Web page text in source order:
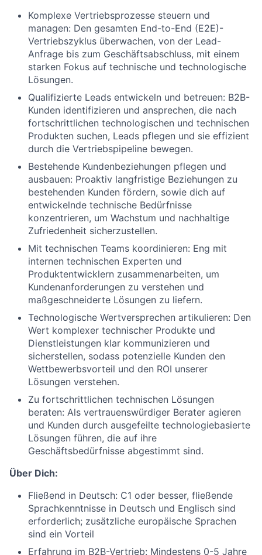
Komplexe Vertriebsprozesse steuern und
managen: Den gesamten End-to-End (E2E)-
Vertriebszyklus überwachen, von der Lead-
Anfrage bis zum Geschäftsabschluss, mit einem
starken Fokus auf technische und technologische
Lösungen.
Qualifizierte Leads entwickeln und betreuen: B2B-
Kunden identifizieren und ansprechen, die nach
fortschrittlichen technologischen und technischen
Produkten suchen, Leads pflegen und sie effizient
durch die Vertriebspipeline bewegen.
Bestehende Kundenbeziehungen pflegen und
ausbauen: Proaktiv langfristige Beziehungen zu
bestehenden Kunden fördern, sowie dich auf
entwickelnde technische Bedürfnisse
konzentrieren, um Wachstum und nachhaltige
Zufriedenheit sicherzustellen.
Mit technischen Teams koordinieren: Eng mit
internen technischen Experten und
Produktentwicklern zusammenarbeiten, um
Kundenanforderungen zu verstehen und
maßgeschneiderte Lösungen zu liefern.
Technologische Wertversprechen artikulieren: Den
Wert komplexer technischer Produkte und
Dienstleistungen klar kommunizieren und
sicherstellen, sodass potenzielle Kunden den
Wettbewerbsvorteil und den ROI unserer
Lösungen verstehen.
Zu fortschrittlichen technischen Lösungen
beraten: Als vertrauenswürdiger Berater agieren
und Kunden durch ausgefeilte technologiebasierte
Lösungen führen, die auf ihre
Geschäftsbedürfnisse abgestimmt sind.
Über Dich:
Fließend in Deutsch: C1 oder besser, fließende
Sprachkenntnisse in Deutsch und Englisch sind
erforderlich; zusätzliche europäische Sprachen
sind ein Vorteil
Erfahrung im B2B-Vertrieb: Mindestens 0-5 Jahre